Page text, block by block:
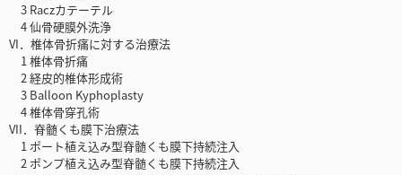
3 Raczカテーテル
4 仙骨硬膜外洗浄
VI．椎体骨折痛に対する治療法
1 椎体骨折痛
2 経皮的椎体形成術
3 Balloon Kyphoplasty
4 椎体骨穿孔術
VII．脊髄くも膜下治療法
1 ポート植え込み型脊髄くも膜下持続注入
2 ポンプ植え込み型脊髄くも膜下持続注入